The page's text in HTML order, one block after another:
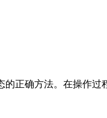
正确方法。在操作